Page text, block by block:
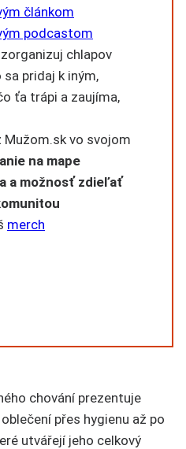
článkom
podcastom
chlapov
sa pridaj k iným,
ťa trápi a zaujíma,
Mužom.sk vo svojom
na mape
a možnosť zdieľať
merch
chování prezentuje
přes hygienu až po
utvářejí jeho celkový